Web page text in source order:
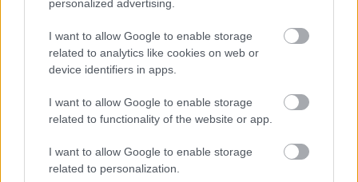
personalized advertising.
I want to allow Google to enable storage
related to analytics like cookies on web or
device identifiers in apps.
I want to allow Google to enable storage
related to functionality of the website or app.
I want to allow Google to enable storage
related to personalization.
mellett, akinek ilyen az anyja’, aztán lelépett. Menyasszonyi
ruhában.”
Elképzeltem, és akaratom ellenére is kicsúszott belőlem
egy apró nevetés.
Mrs. Whitlock megszorította a kezem.